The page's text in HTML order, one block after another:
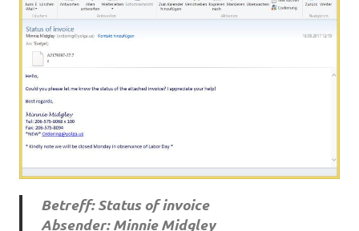
Betreff: Status of invoice
Absender: Minnie Midgley